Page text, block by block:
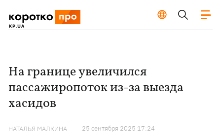
На границе увеличился
пассажиропоток из-за выезда
хасидов
НАТАЛЬЯ МАЛКИНА 25 сентября 2025 17:24